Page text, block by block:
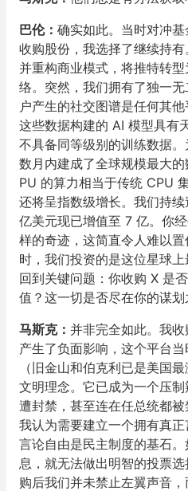
巴伦： 确实如此。当时对冲
收购股份，我选择了继续持
并重构商业模式，将推特转
络。突然，我们拥有了独一
户产生的社交图谱是任何其
这些数据构建的 AI 模型具有
不具备同等级别的训练数据
数月内建成了全球规模最大
PU 的算力相当于传统 CPU
还将呈指数级增长。我们持
亿美元现已增值至 7 亿。你
样的奇迹，这简直令人难以
时，我们投资的是这位星球
回到关键问题：你收购 X 是
值？这一切是否尽在你的谋划
马斯克： 并非完全如此。我
产生了负面影响，这个平台
（旧金山和伯克利已是美国
文明理念。它已成为一个压
遭封禁，甚至连在任总统都被
我认为需要建立一个拥有真
言论自由是民主制度的基石
息，就无法做出明智的投票
购后我们并未禁止左翼声音